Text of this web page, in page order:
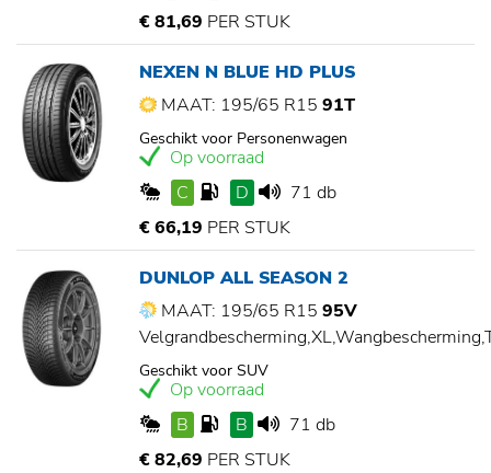
€ 81,69 PER STUK
NEXEN N BLUE HD PLUS
MAAT: 195/65 R15 91T
Geschikt voor Personenwagen
Op voorraad
C
D
71 db
€ 66,19 PER STUK
DUNLOP ALL SEASON 2
MAAT: 195/65 R15 95V
Geschikt voor SUV
Op voorraad
B
B
71 db
€ 82,69 PER STUK